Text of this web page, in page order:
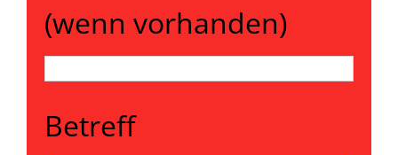
(wenn vorhanden)
Betreff